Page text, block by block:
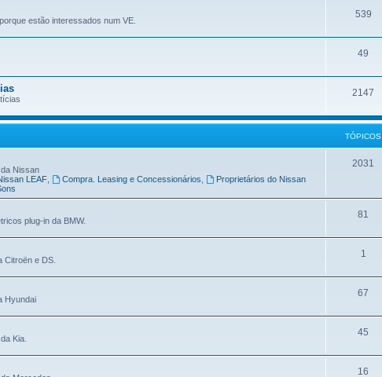
estão interessados num VE.
539
49
2147
TÓPICOS
Nissan
LEAF, Compra. Leasing e Concessionários
Proprietários do Nissan
2031
plug-in da BMW.
81
Citroën e DS.
1
Hyundai
67
Kia.
45
16